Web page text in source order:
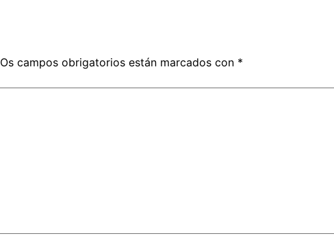
Os campos obrigatorios están marcados con *